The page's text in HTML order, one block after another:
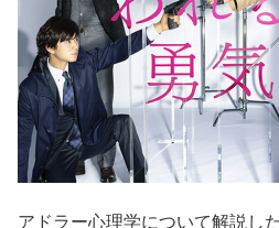
アドラー心理学について解説し